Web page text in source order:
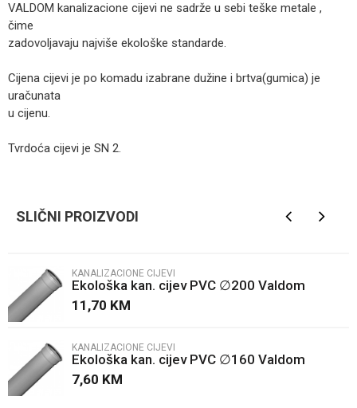
VALDOM kanalizacione cijevi ne sadrže u sebi teške metale ,
čime
zadovoljavaju najviše ekološke standarde.
Cijena cijevi je po komadu izabrane dužine i brtva(gumica) je
uračunata
u cijenu.
Tvrdoća cijevi je SN 2.
Poruka
SLIČNI PROIZVODI
KANALIZACIONE CIJEVI
Ekološka kan. cijev PVC ∅200 Valdom
11,70 KM
KANALIZACIONE CIJEVI
Ekološka kan. cijev PVC ∅160 Valdom
7,60 KM